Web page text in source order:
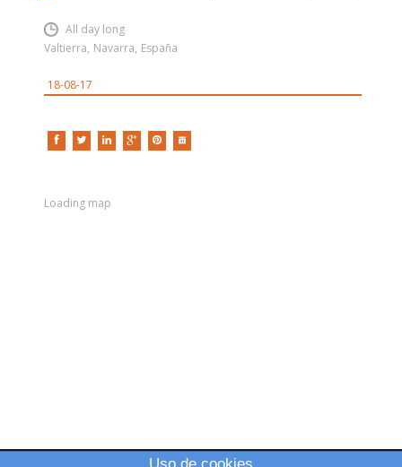
All day long
Valtierra, Navarra, España
18-08-17
Loading map